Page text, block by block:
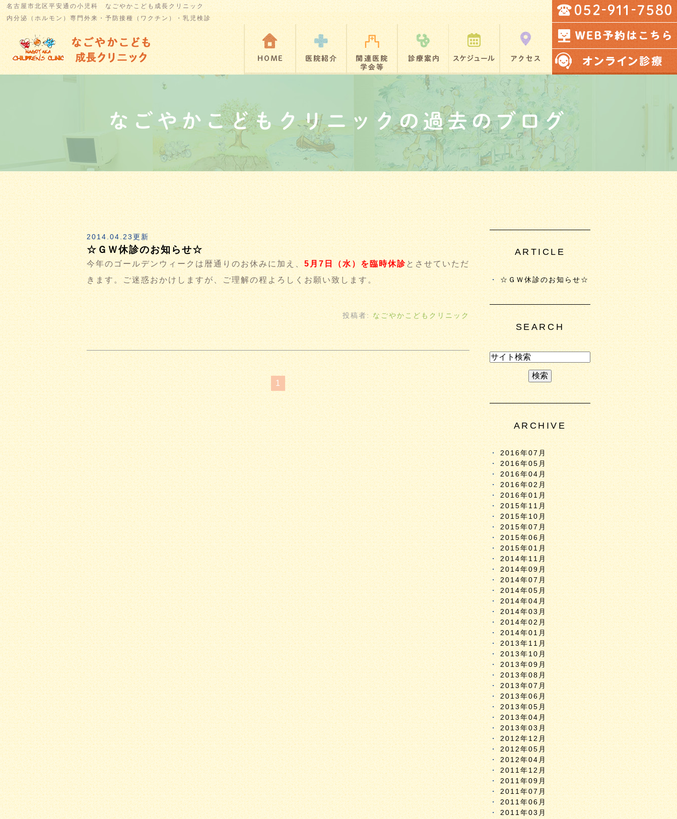
名古屋市北区平安通の小児科 なごやかこども成長クリニック
内分泌（ホルモン）専門外来・予防接種（ワクチン）・乳児検診
なごやかこどもクリニックの過去のブログ
2014.04.23更新
☆ＧＷ休診のお知らせ☆
今年のゴールデンウィークは暦通りのお休みに加え、5月7日（水）を臨時休診とさせていただ
きます。ご迷惑おかけしますが、ご理解の程よろしくお願い致します。
投稿者:なごやかこどもクリニック
1
ARTICLE
☆ＧＷ休診のお知らせ☆
SEARCH
ARCHIVE
2016年07月
2016年05月
2016年04月
2016年02月
2016年01月
2015年11月
2015年10月
2015年07月
2015年06月
2015年01月
2014年11月
2014年09月
2014年07月
2014年05月
2014年04月
2014年03月
2014年02月
2014年01月
2013年11月
2013年10月
2013年09月
2013年08月
2013年07月
2013年06月
2013年05月
2013年04月
2013年03月
2012年12月
2012年05月
2012年04月
2011年12月
2011年09月
2011年07月
2011年06月
2011年03月